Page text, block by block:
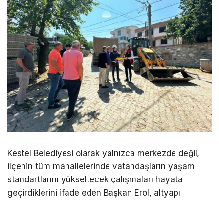
Kestel Belediyesi olarak yalnızca merkezde değil,
ilçenin tüm mahallelerinde vatandaşların yaşam
standartlarını yükseltecek çalışmaları hayata
geçirdiklerini ifade eden Başkan Erol, altyapı